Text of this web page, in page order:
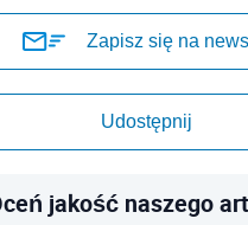
Zapisz się na
Udostępnij
jakość naszego